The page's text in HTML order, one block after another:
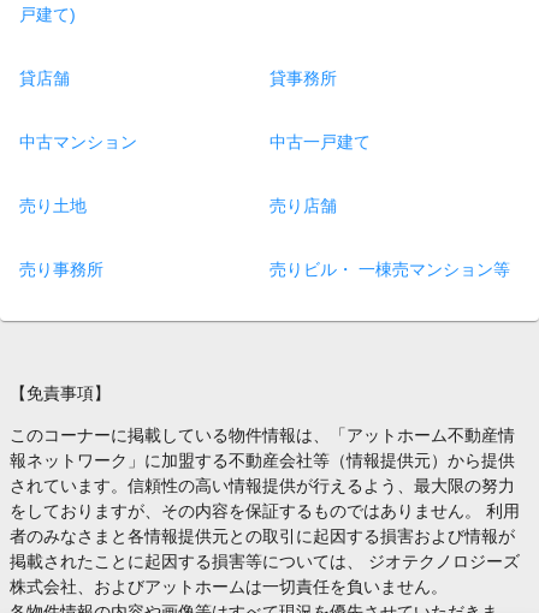
戸建て)
貸店舗 貸事務所
中古マンション 中古一戸建て
売り土地 売り店舗
売り事務所 売りビル・ 一棟売マンション等
【免責事項】
このコーナーに掲載している物件情報は、「アットホーム不動産情
報ネットワーク」に加盟する不動産会社等（情報提供元）から提供
されています。信頼性の高い情報提供が行えるよう、最大限の努力
をしておりますが、その内容を保証するものではありません。 利用
者のみなさまと各情報提供元との取引に起因する損害および情報が
掲載されたことに起因する損害等については、 ジオテクノロジーズ
株式会社、およびアットホームは一切責任を負いません。